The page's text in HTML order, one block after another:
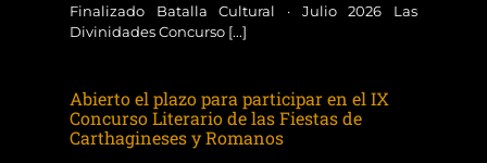
Finalizado Batalla Cultural · Julio 2026 Las
Divinidades Concurso [...]
Abierto el plazo para participar en el IX
Concurso Literario de las Fiestas de
Carthagineses y Romanos